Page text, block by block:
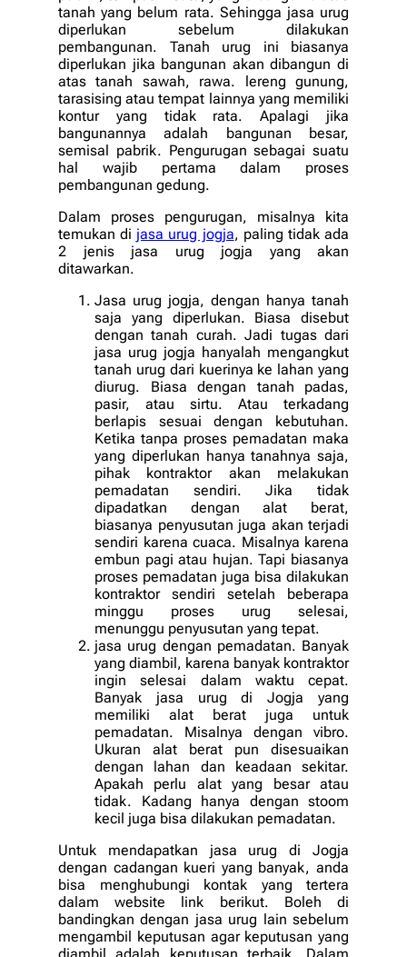
tanah yang belum rata. Sehingga jasa urug
diperlukan sebelum dilakukan
pembangunan. Tanah urug ini biasanya
diperlukan jika bangunan akan dibangun di
atas tanah sawah, rawa. lereng gunung,
tarasising atau tempat lainnya yang memiliki
kontur yang tidak rata. Apalagi jika
bangunannya adalah bangunan besar,
semisal pabrik. Pengurugan sebagai suatu
hal wajib pertama dalam proses
pembangunan gedung.
Dalam proses pengurugan, misalnya kita
temukan di jasa urug jogja, paling tidak ada
2 jenis jasa urug jogja yang akan
ditawarkan.
Jasa urug jogja, dengan hanya tanah
saja yang diperlukan. Biasa disebut
dengan tanah curah. Jadi tugas dari
jasa urug jogja hanyalah mengangkut
tanah urug dari kuerinya ke lahan yang
diurug. Biasa dengan tanah padas,
pasir, atau sirtu. Atau terkadang
berlapis sesuai dengan kebutuhan.
Ketika tanpa proses pemadatan maka
yang diperlukan hanya tanahnya saja,
pihak kontraktor akan melakukan
pemadatan sendiri. Jika tidak
dipadatkan dengan alat berat,
biasanya penyusutan juga akan terjadi
sendiri karena cuaca. Misalnya karena
embun pagi atau hujan. Tapi biasanya
proses pemadatan juga bisa dilakukan
kontraktor sendiri setelah beberapa
minggu proses urug selesai,
menunggu penyusutan yang tepat.
jasa urug dengan pemadatan. Banyak
yang diambil, karena banyak kontraktor
ingin selesai dalam waktu cepat.
Banyak jasa urug di Jogja yang
memiliki alat berat juga untuk
pemadatan. Misalnya dengan vibro.
Ukuran alat berat pun disesuaikan
dengan lahan dan keadaan sekitar.
Apakah perlu alat yang besar atau
tidak. Kadang hanya dengan stoom
kecil juga bisa dilakukan pemadatan.
Untuk mendapatkan jasa urug di Jogja
dengan cadangan kueri yang banyak, anda
bisa menghubungi kontak yang tertera
dalam website link berikut. Boleh di
bandingkan dengan jasa urug lain sebelum
mengambil keputusan agar keputusan yang